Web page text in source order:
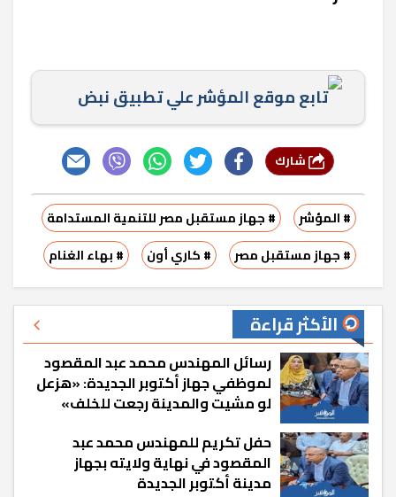
تابع موقع المؤشر علي تطبيق نبض
# المؤشر
# جهاز مستقبل مصر للتنمية المستدامة
# جهاز مستقبل مصر
# كاري أون # بهاء الغنام
الأكثر قراءة
رسائل المهندس محمد عبد المقصود
لموظفي جهاز أكتوبر الجديدة: «هزعل
لو مشيت والمدينة رجعت للخلف»
حفل تكريم للمهندس محمد عبد
المقصود في نهاية ولايته بجهاز
مدينة أكتوبر الجديدة